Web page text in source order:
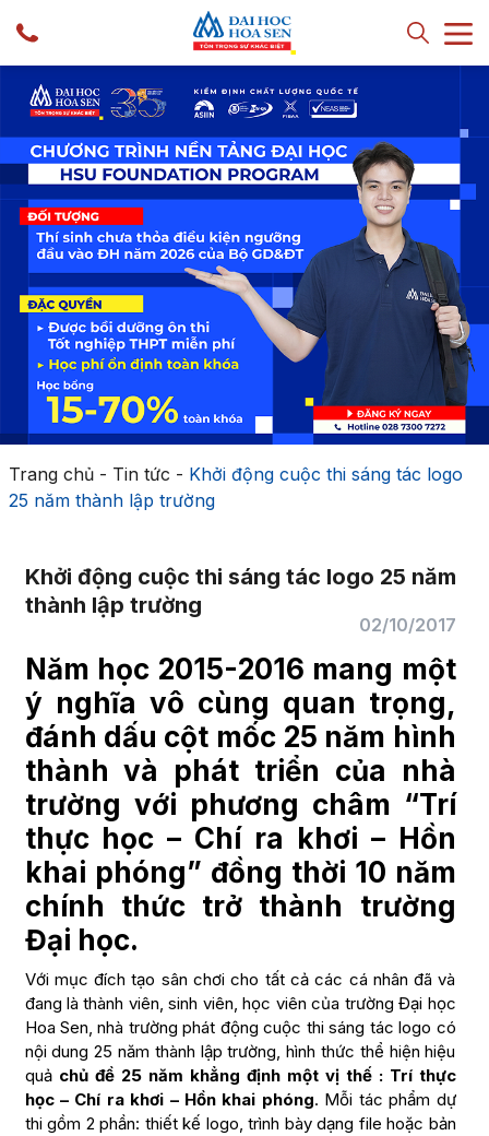
Trang chủ- Tin tức - Khởi động cuộc thi sáng tác logo
25 năm thành lập trường
Khởi động cuộc thi sáng tác logo 25 năm
thành lập trường
02/10/2017
Năm học 2015-2016 mang một
ý nghĩa vô cùng quan trọng,
đánh dấu cột mốc 25 năm hình
thành và phát triển của nhà
trường với phương châm “Trí
thực học – Chí ra khơi – Hồn
khai phóng” đồng thời 10 năm
chính thức trở thành trường
Đại học.
Với mục đích tạo sân chơi cho tất cả các cá nhân đã và
đang là thành viên, sinh viên, học viên của trường Đại học
Hoa Sen, nhà trường phát động cuộc thi sáng tác logo có
nội dung 25 năm thành lập trường, hình thức thể hiện hiệu
quả chủ đề 25 năm khẳng định một vị thế : Trí thực
học – Chí ra khơi – Hồn khai phóng. Mỗi tác phẩm dự
thi gồm 2 phần: thiết kế logo, trình bày dạng file hoặc bản